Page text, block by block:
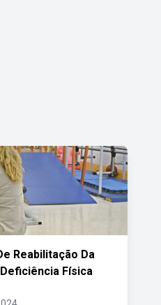
Reabilitação Da
Física